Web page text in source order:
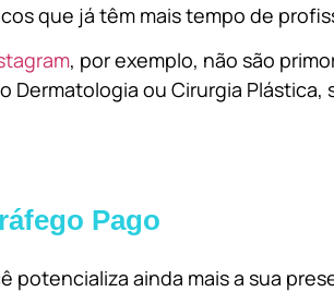
que já têm mais tempo de
, por exemplo, não são
Dermatologia ou Cirurgia Plástica,
Pago
potencializa ainda mais a sua